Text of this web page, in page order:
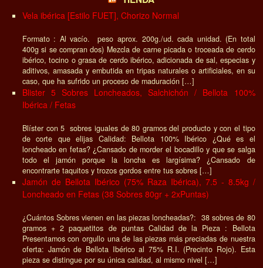
Vela ibérica [Estilo FUET], Chorizo Normal
Formato : Al vacío. peso aprox. 200g./ud. cada unidad. (En total
400g si se compran dos) Mezcla de carne picada o troceada de cerdo
ibérico, tocino o grasa de cerdo ibérico, adicionada de sal, especias y
aditivos, amasada y embutida en tripas naturales o artificiales, en su
caso, que ha sufrido un proceso de maduración […]
Blister 5 Sobres Loncheados, Salchichón / Bellota 100%
Ibérica / Fetas
Blíster con 5 sobres iguales de 80 gramos del producto y con el tipo
de corte que elijas Calidad: Bellota 100% Ibérico ¿Qué es el
loncheado en fetas? ¿Cansado de morder el bocadillo y que se salga
todo el jamón porque la loncha es largísima? ¿Cansado de
encontrarte taquitos y trozos gordos entre tus sobres […]
Jamón de Bellota Ibérico (75% Raza Ibérica), 7.5 - 8.5kg /
Loncheado en Fetas (38 Sobres 80gr + 2xPuntas)
¿Cuántos Sobres vienen en las piezas loncheadas?: 38 sobres de 80
gramos + 2 paquetitos de puntas Calidad de la Pieza : Bellota
Presentamos con orgullo una de las piezas más preciadas de nuestra
oferta: Jamón de Bellota Ibérico al 75% R.I. (Precinto Rojo). Esta
pieza se distingue por su única calidad, al mismo nivel […]